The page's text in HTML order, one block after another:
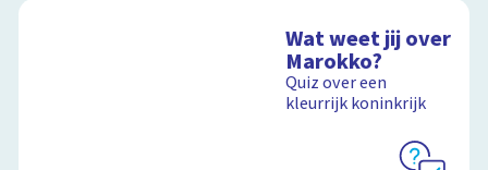
Wat weet jij over
Marokko?
Quiz over een
kleurrijk koninkrijk